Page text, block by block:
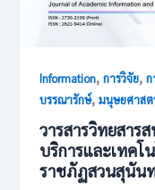
Information,การวิจัย,
บรรณารักษ์,มนุษยศาสต
วารสารวิทยสาร
บริการและเทคโ
ราชภัฏสวนสุนัน